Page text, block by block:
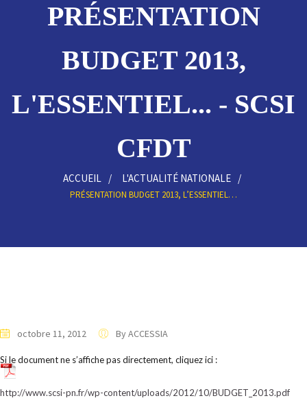
PRÉSENTATION
BUDGET 2013,
L'ESSENTIEL... - SCSI
CFDT
ACCUEIL L'ACTUALITÉ NATIONALE
PRÉSENTATION BUDGET 2013, L’ESSENTIEL…
octobre 11, 2012 By ACCESSIA
Si le document ne s’affiche pas directement, cliquez ici :
http://www.scsi-pn.fr/wp-content/uploads/2012/10/BUDGET_2013.pdf